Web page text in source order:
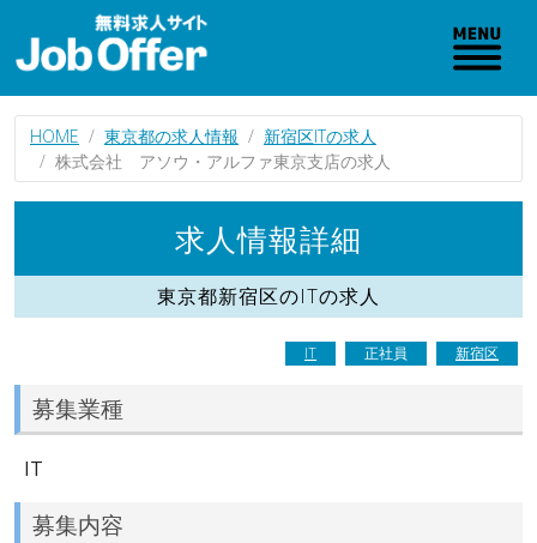
HOME 東京都の求人情報
新宿区ITの求人
株式会社 アソウ・アルファ東京支店の求人
求人情報詳細
東京都新宿区のITの求人
IT 正社員 新宿区
募集業種
IT
募集内容